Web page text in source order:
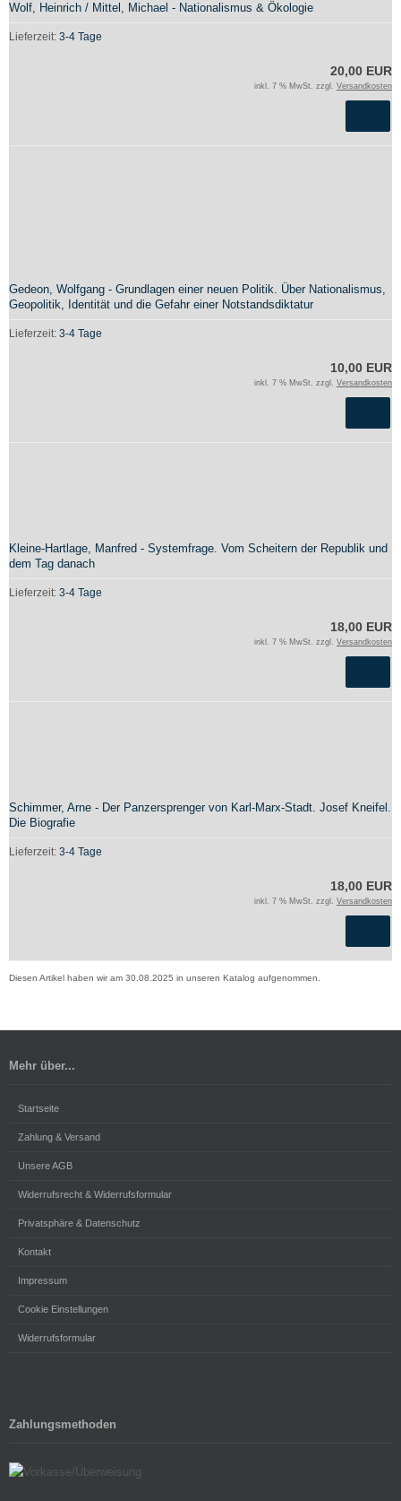
Wolf, Heinrich / Mittel, Michael - Nationalismus & Ökologie
Lieferzeit: 3-4 Tage
20,00 EUR
inkl. 7 % MwSt. zzgl. Versandkosten
Gedeon, Wolfgang - Grundlagen einer neuen Politik. Über Nationalismus,
Geopolitik, Identität und die Gefahr einer Notstandsdiktatur
Lieferzeit: 3-4 Tage
10,00 EUR
inkl. 7 % MwSt. zzgl. Versandkosten
Kleine-Hartlage, Manfred - Systemfrage. Vom Scheitern der Republik und
dem Tag danach
Lieferzeit: 3-4 Tage
18,00 EUR
inkl. 7 % MwSt. zzgl. Versandkosten
Schimmer, Arne - Der Panzersprenger von Karl-Marx-Stadt. Josef Kneifel.
Die Biografie
Lieferzeit: 3-4 Tage
18,00 EUR
inkl. 7 % MwSt. zzgl. Versandkosten
Diesen Artikel haben wir am 30.08.2025 in unseren Katalog aufgenommen.
Mehr über...
Startseite
Zahlung & Versand
Unsere AGB
Widerrufsrecht & Widerrufsformular
Privatsphäre & Datenschutz
Kontakt
Impressum
Cookie Einstellungen
Widerrufsformular
Zahlungsmethoden